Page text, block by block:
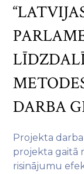
DARBA
Projekta
projekta gaitā
risinājumu